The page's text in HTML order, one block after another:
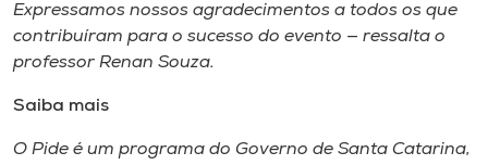
Expressamos nossos agradecimentos a todos os que
contribuíram para o sucesso do evento — ressalta o
professor Renan Souza.
Saiba mais
O Pide é um programa do Governo de Santa Catarina,